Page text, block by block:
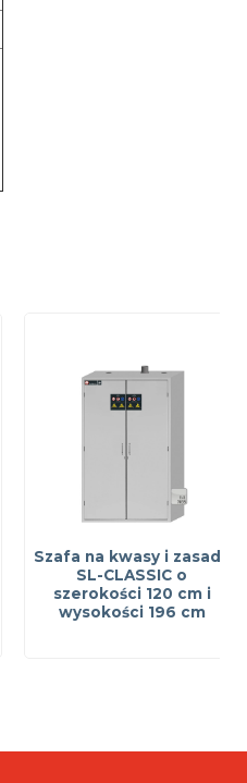
Szafa na kwasy i zasady
SL-CLASSIC o
szerokości 120 cm i
wysokości 196 cm